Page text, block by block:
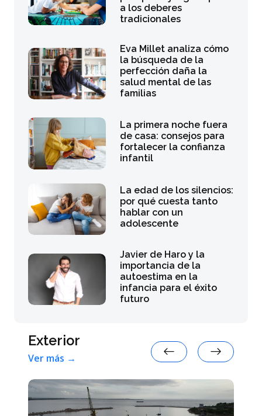
a los deberes
tradicionales
Eva Millet analiza cómo
la búsqueda de la
perfección daña la
salud mental de las
familias
La primera noche fuera
de casa: consejos para
fortalecer la confianza
infantil
La edad de los silencios:
por qué cuesta tanto
hablar con un
adolescente
Javier de Haro y la
importancia de la
autoestima en la
infancia para el éxito
futuro
Exterior
Ver más →